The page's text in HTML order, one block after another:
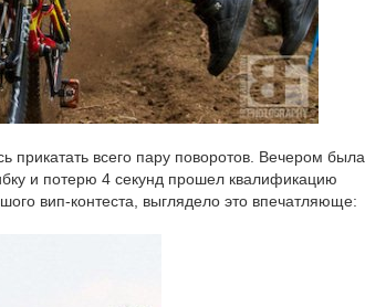
прикатать всего пару поворотов. Вечером была
и потерю 4 секунд прошел квалификацию
вип-контеста, выглядело это впечатляюще: